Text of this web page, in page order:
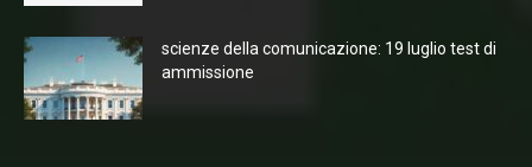
scienze della comunicazione: 19 luglio test di
ammissione